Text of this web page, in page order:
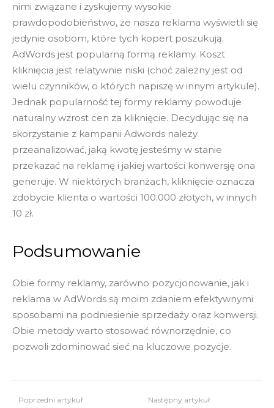
nimi związane i zyskujemy wysokie
prawdopodobieństwo, że nasza reklama wyświetli się
jedynie osobom, które tych kopert poszukują.
AdWords jest popularną formą reklamy. Koszt
kliknięcia jest relatywnie niski (choć zależny jest od
wielu czynników, o których napiszę w innym artykule).
Jednak popularność tej formy reklamy powoduje
naturalny wzrost cen za kliknięcie. Decydując się na
skorzystanie z kampanii Adwords należy
przeanalizować, jaką kwotę jesteśmy w stanie
przekazać na reklamę i jakiej wartości konwersję ona
generuje. W niektórych branżach, kliknięcie oznacza
zdobycie klienta o wartości 100.000 złotych, w innych
10 zł.
Podsumowanie
Obie formy reklamy, zarówno pozycjonowanie, jak i
reklama w AdWords są moim zdaniem efektywnymi
sposobami na podniesienie sprzedaży oraz konwersji.
Obie metody warto stosować równorzędnie, co
pozwoli zdominować sieć na kluczowe pozycje.
Poprzedni artykuł Następny artykuł